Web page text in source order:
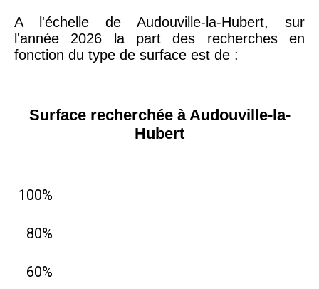
A l'échelle de Audouville-la-Hubert, sur
l'année 2026 la part des recherches en
fonction du type de surface est de :
Surface recherchée à Audouville-la-
Hubert